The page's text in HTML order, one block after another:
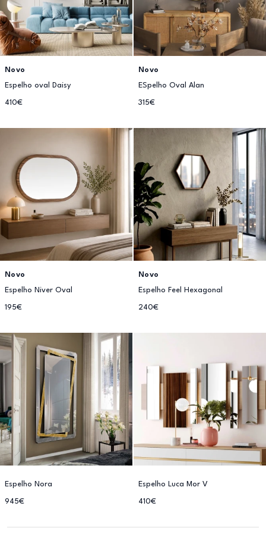
Novo
Espelho oval Daisy
410€
Novo
ESpelho Oval Alan
315€
Novo
Espelho Niver Oval
195€
Novo
Espelho Feel Hexagonal
240€
Espelho Nora
945€
Espelho Luca Mor V
410€